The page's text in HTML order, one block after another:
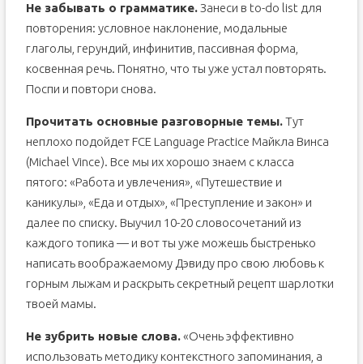
Не забывать о грамматике.Занеси в to-do list для
повторения: условное наклонение, модальные
глаголы, герундий, инфинитив, пассивная форма,
косвенная речь. Понятно, что ты уже устал повторять.
Поспи и повтори снова.
Прочитать основные разговорные темы.Тут
неплохо подойдет FCE Language Practice Майкла Винса
(Michael Vince). Все мы их хорошо знаем с класса
пятого: «Работа и увлечения», «Путешествие и
каникулы», «Еда и отдых», «Преступление и закон» и
далее по списку. Выучил 10-20 словосочетаний из
каждого топика — и вот ты уже можешь быстренько
написать воображаемому Дэвиду про свою любовь к
горным лыжам и раскрыть секретный рецепт шарлотки
твоей мамы.
Не зубрить новые слова.«Очень эффективно
использовать методику контекстного запоминания, а